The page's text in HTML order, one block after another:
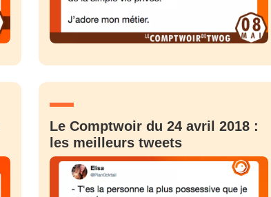
Le Comptwoir du 24 avril 2018 :
les meilleurs tweets